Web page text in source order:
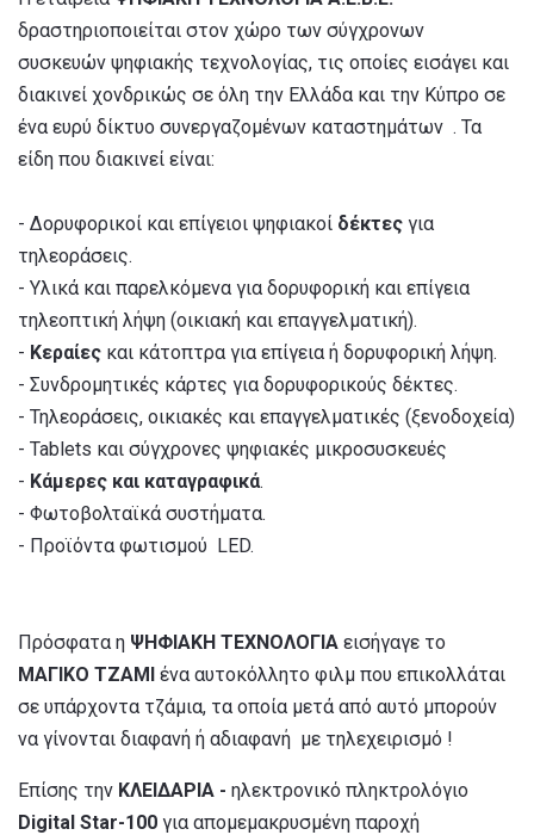
δραστηριοποιείται στον χώρο των σύγχρονων
συσκευών ψηφιακής τεχνολογίας, τις οποίες εισάγει και
διακινεί χονδρικώς σε όλη την Ελλάδα και την Κύπρο σε
ένα ευρύ δίκτυο συνεργαζομένων καταστημάτων . Τα
είδη που διακινεί είναι:
- Δορυφορικοί και επίγειοι ψηφιακοί δέκτες για
τηλεοράσεις.
- Υλικά και παρελκόμενα για δορυφορική και επίγεια
τηλεοπτική λήψη (οικιακή και επαγγελματική).
- Κεραίες και κάτοπτρα για επίγεια ή δορυφορική λήψη.
- Συνδρομητικές κάρτες για δορυφορικούς δέκτες.
- Τηλεοράσεις, οικιακές και επαγγελματικές (ξενοδοχεία)
- Tablets και σύγχρονες ψηφιακές μικροσυσκευές
- Κάμερες και καταγραφικά.
- Φωτοβολταϊκά συστήματα.
- Προϊόντα φωτισμού LED.
Πρόσφατα η ΨΗΦΙΑΚΗ ΤΕΧΝΟΛΟΓΙΑ εισήγαγε το
ΜΑΓΙΚΟ ΤΖΑΜΙ ένα αυτοκόλλητο φιλμ που επικολλάται
σε υπάρχοντα τζάμια, τα οποία μετά από αυτό μπορούν
να γίνονται διαφανή ή αδιαφανή με τηλεχειρισμό !
Επίσης την ΚΛΕΙΔΑΡΙΑ - ηλεκτρονικό πληκτρολόγιο
Digital Star-100 για απομεμακρυσμένη παροχή